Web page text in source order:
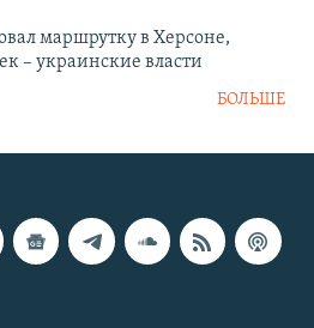
маршрутку в Херсоне,
– украинские власти
БОЛЬШЕ